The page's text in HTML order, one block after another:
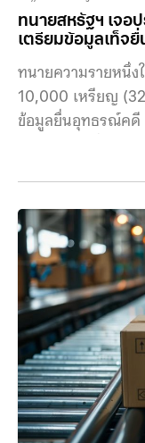
ทนายสหรัฐฯ เจอ
เตรียมข้อมูลเท็จ
ทนายความรายหนึ่ง
10,000 เหรียญ
ข้อมูลยื่นอุทธรณ์คดี
เกณฑ์ที่เข้มงวดขึ้น
เลี่ยงการใส่ข้อมูลอ้
เอกสารทางกฎหม
อุทธรณ์เขตที่ 2 ขอ
ทนายความอามีร์ โ
(320,000 บาท) หลั
อุทธรณ์คดี